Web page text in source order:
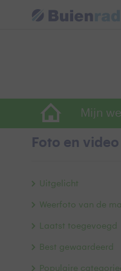
Mijn
Foto en video
Uitgelicht
Weerfoto van de
Laatst toegevoegd
Best gewaardeerd
Populaire